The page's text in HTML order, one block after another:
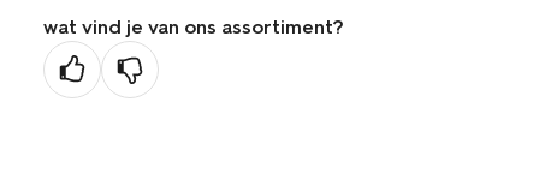
vorige
pagina
wat vind je van ons assortiment?